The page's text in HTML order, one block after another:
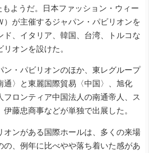
ようだ。日本ファッション・ウィー
）が主催するジャパン・パビリオンを
ド、イタリア、韓国、台湾、トルコな
オンを設けた。
・パビリオンのほか、東レグループ
通〉と東麗国際貿易〈中国〉、旭化
フロンティア中国法人の南通帝人、ス
藤忠商事などが単独で出展した。
ンがある国際ホールは、多くの来場
の、例年に比べやや落ち着いた感があ